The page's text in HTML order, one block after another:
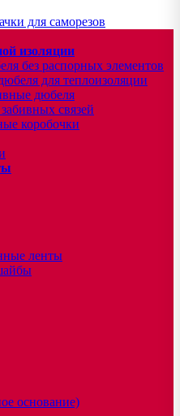
для саморезов
изоляции
без распорных элементов
для теплоизоляции
дюбеля
связей
коробочки
ленты
основание)